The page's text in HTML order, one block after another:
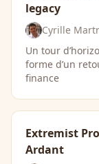
legacy
Cyrille
Un tour
forme d’un
finance
Extremist
Ardant